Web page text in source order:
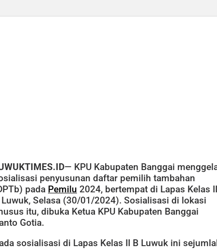
— KPU Kabupaten Banggai
penyusunan daftar pemilih tambahan
pada Pemilu 2024, bertempat di Lapas Kelas II
Luwuk, Selasa (30/01/2024). Sosialisasi di lokasi
itu, dibuka Ketua KPU Kabupaten Banggai
Gotia.
sosialisasi di Lapas Kelas II B Luwuk ini